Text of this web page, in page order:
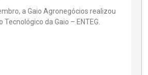
a Gaio Agronegócios realizou
da Gaio – ENTEG.